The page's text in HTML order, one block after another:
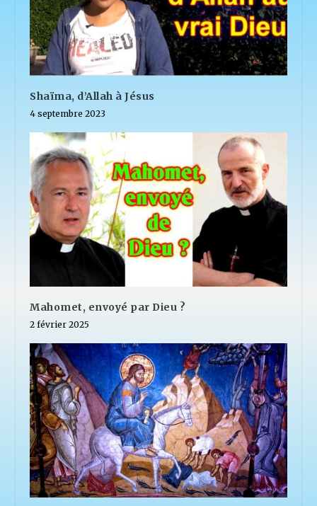
Shaïma, d’Allah à Jésus
4 septembre 2023
Mahomet, envoyé par Dieu ?
2 février 2025